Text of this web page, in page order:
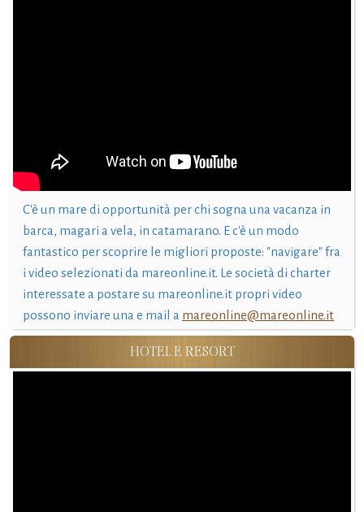
C'è un mare di opportunità per chi sogna una vacanza in
barca, magari a vela, in catamarano. E c'è un modo
fantastico per scoprire le migliori proposte: "navigare" fra
i video selezionati da mareonline.it. Le società di charter
interessate a postare su mareonline.it propri video
possono inviare una e mail a mareonline@mareonline.it
HOTEL E RESORT